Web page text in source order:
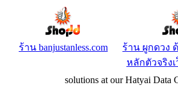
ร้าน banjustanless.com
ร้าน ผูกดวง
หลักตัวจริงเ
solutions at our Hatyai Data